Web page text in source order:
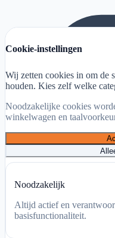
Cookie-instellingen
Wij zetten cookies in om de
houden. Kies zelf welke
Noodzakelijke cookies
winkelwagen en
Noodzakelijk
Altijd actief en
basisfunctionaliteit.
Mijn account
Winkelwagen